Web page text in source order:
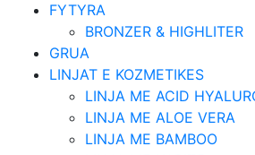
FYTYRA
BRONZER & HIGHLITER
GRUA
LINJAT E KOZMETIKES
LINJA ME ACID
LINJA ME ALOE VERA
LINJA ME BAMBOO